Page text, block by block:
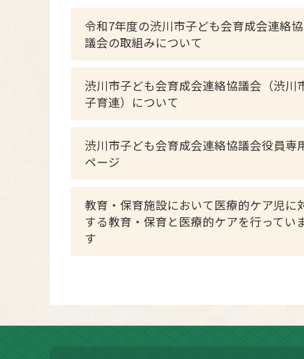
令和7年度の渋川市子ども会育成会連絡協
議会の取組みについて
渋川市子ども会育成会連絡協議会（渋川
子育連）について
渋川市子ども会育成会連絡協議会役員専
ページ
教育・保育施設において医療的ケア児に
する教育・保育と医療的ケアを行ってい
す